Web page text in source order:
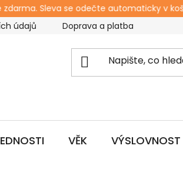
Sleva se odečte automaticky v košíku.
údajů Doprava a platba
VĚK VÝSLOVNOST